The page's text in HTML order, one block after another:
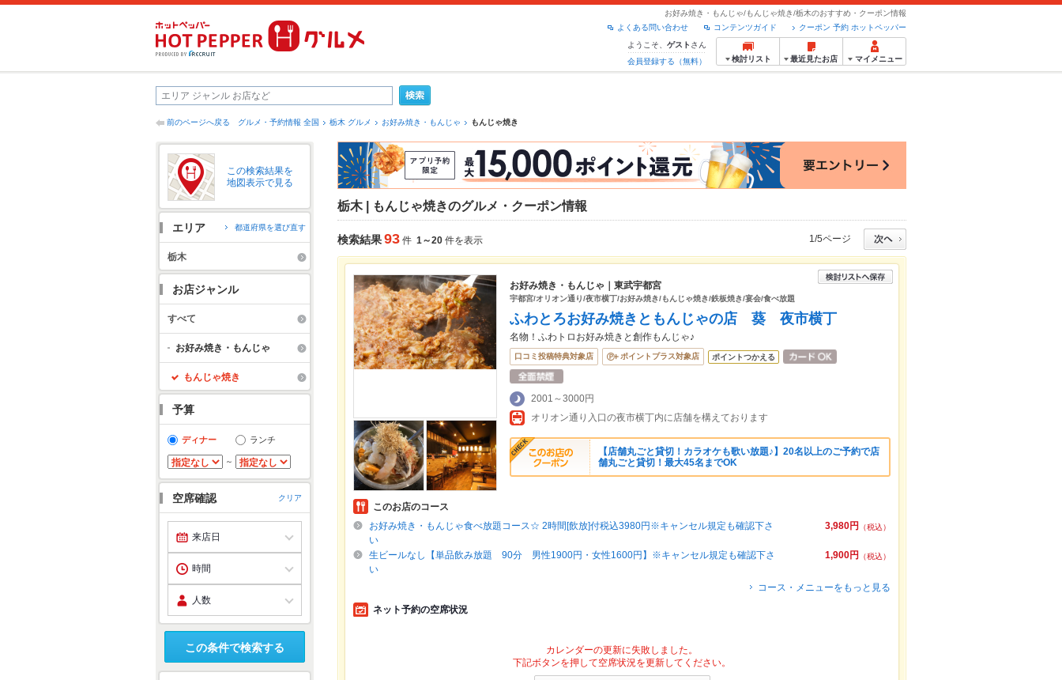
お好み焼き・もんじゃ/もんじゃ焼き/栃木のおすすめ・クーポン情報
クーポン 予約 ホットペッパー
コンテンツガイド
よくある問い合わせ
ようこそ、 ゲスト さん
会員登録する（無料）
検討リスト 最近見たお店 マイメニュー
前のページへ戻る グルメ・予約情報 全国 栃木 グルメ お好み焼き・もんじゃ もんじゃ焼き
この検索結果を
地図表示で見る
エリア 都道府県を選び直す
栃木
お店ジャンル
すべて
お好み焼き・もんじゃ
もんじゃ焼き
予算
ディナー ランチ
～
空席確認 クリア
この条件で検索する
栃木 | もんじゃ焼きのグルメ・クーポン情報
検索結果93 件 1～20 件を表示 1/5ページ
お好み焼き・もんじゃ｜東武宇都宮
宇都宮/オリオン通り/夜市横丁/お好み焼き/もんじゃ焼き/鉄板焼き/宴会/食べ放題
ふわとろお好み焼きともんじゃの店 葵 夜市横丁
名物！ふわトロお好み焼きと創作もんじゃ♪
口コミ投稿特典対象店 ポイントプラス対象店 ポイントつかえる
2001～3000円
オリオン通り入口の夜市横丁内に店舗を構えております
【店舗丸ごと貸切！カラオケも歌い放題♪】20名以上のご予約で店
舗丸ごと貸切！最大45名までOK
このお店のコース
3,980円
（税込）
お好み焼き・もんじゃ食べ放題コース☆ 2時間[飲放]付税込3980円※キャンセル規定も確認下さ
い
1,900円
（税込）
生ビールなし【単品飲み放題 90分 男性1900円・女性1600円】※キャンセル規定も確認下さ
い
コース・メニューをもっと見る
ネット予約の空席状況
カレンダーの更新に失敗しました。
下記ボタンを押して空席状況を更新してください。